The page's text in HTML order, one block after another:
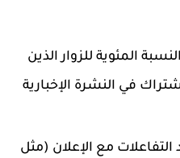
المئوية للزوار الذين
في النشرة الإخبارية
مع الإعلان (مثل